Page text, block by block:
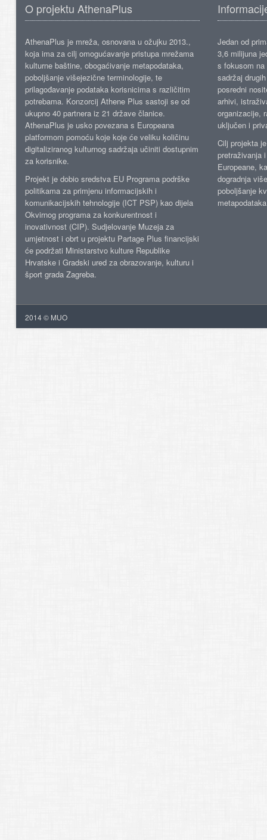
O projektu AthenaPlus
AthenaPlus je mreža, osnovana u ožujku 2013.,
koja ima za cilj omogućavanje pristupa mrežama
kulturne baštine, obogaćivanje metapodataka,
poboljšanje višejezične terminologije, te
prilagođavanje podataka korisnicima s različitim
potrebama. Konzorcij Athene Plus sastoji se od
ukupno 40 partnera iz 21 države članice.
AthenaPlus je usko povezana s Europeana
platformom pomoću koje koje će veliku količinu
digitaliziranog kulturnog sadržaja učiniti dostupnim
za korisnike.
Projekt je dobio sredstva EU Programa podrške
politikama za primjenu informacijskih i
komunikacijskih tehnologije (ICT PSP) kao dijela
Okvirnog programa za konkurentnost i
inovativnost (CIP). Sudjelovanje Muzeja za
umjetnost i obrt u projektu Partage Plus financijski
će podržati Ministarstvo kulture Republike
Hrvatske i Gradski ured za obrazovanje, kulturu i
šport grada Zagreba.
Jedan od
3,6 milijuna
s fokusom
sadržaj
posredni
arhivi,
organizacije,
uključen i
Cilj projekta
pretraživanja
Europeane,
dogradnja
poboljšanje
2014 © MUO